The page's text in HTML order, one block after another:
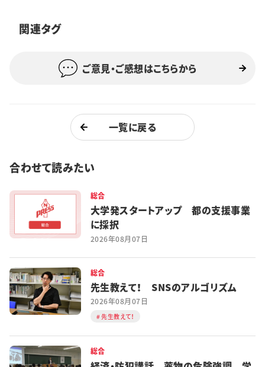
学生記者募集
関連タグ
ご意見・ご感想はこちらから
一覧に戻る
合わせて読みたい
総合
大学発スタートアップ 都の支援事業
に採択
2026年08月07日
総合
先生教えて！ SNSのアルゴリズム
2026年08月07日
先生教えて！
総合